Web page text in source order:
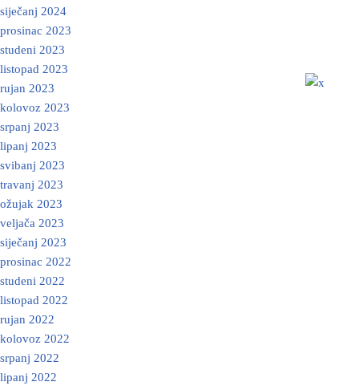
siječanj 2024
prosinac 2023
studeni 2023
listopad 2023
rujan 2023
kolovoz 2023
srpanj 2023
lipanj 2023
svibanj 2023
travanj 2023
ožujak 2023
veljača 2023
siječanj 2023
prosinac 2022
studeni 2022
listopad 2022
rujan 2022
kolovoz 2022
srpanj 2022
lipanj 2022